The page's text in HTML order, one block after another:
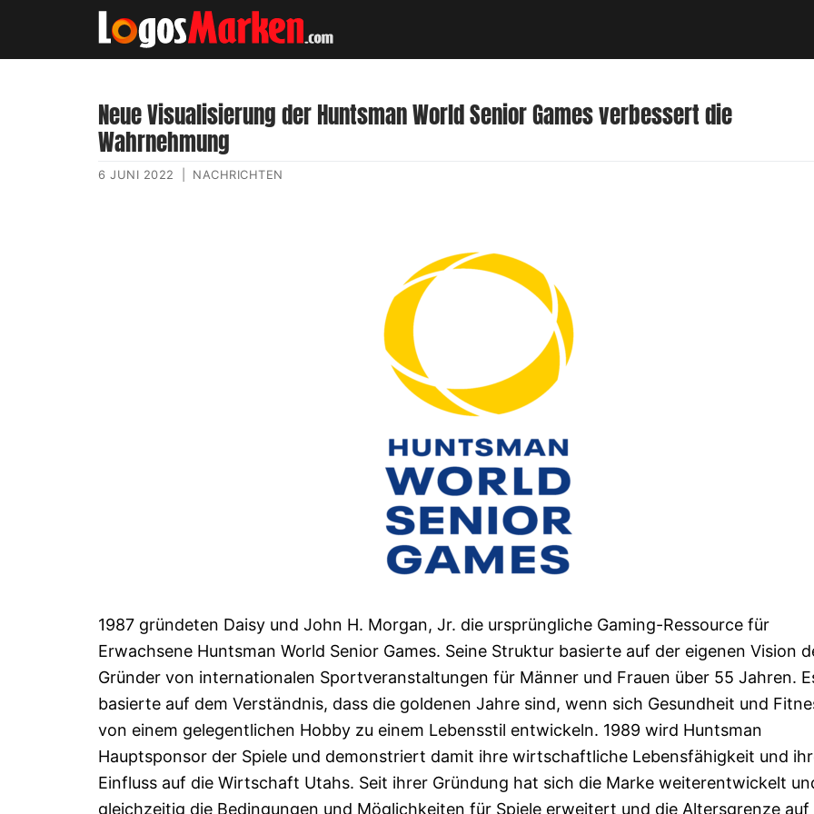
Neue Visualisierung der Huntsman World Senior Games verbessert die
Wahrnehmung
6 JUNI 2022 NACHRICHTEN
1987 gründeten Daisy und John H. Morgan, Jr. die ursprüngliche Gaming-Ressource für
Erwachsene Huntsman World Senior Games. Seine Struktur basierte auf der eigenen Vision
Gründer von internationalen Sportveranstaltungen für Männer und Frauen über 55 Jahren.
basierte auf dem Verständnis, dass die goldenen Jahre sind, wenn sich Gesundheit und
von einem gelegentlichen Hobby zu einem Lebensstil entwickeln. 1989 wird Huntsman
Hauptsponsor der Spiele und demonstriert damit ihre wirtschaftliche Lebensfähigkeit und
Einfluss auf die Wirtschaft Utahs. Seit ihrer Gründung hat sich die Marke weiterentwickelt
gleichzeitig die Bedingungen und Möglichkeiten für Spiele erweitert und die Altersgrenze auf